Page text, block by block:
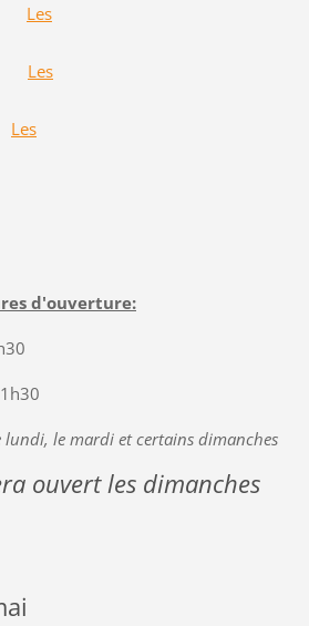
Les
Les
Les
d'ouverture:
lundi, le mardi et certains dimanches
ouvert les dimanches